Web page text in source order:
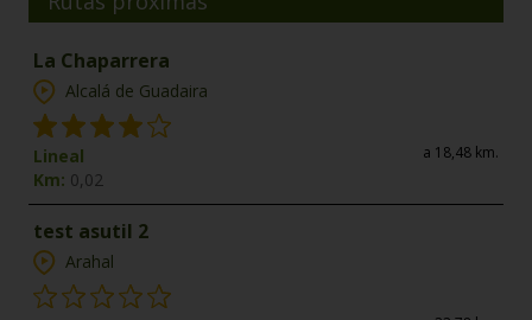
La Chaparrera
Alcalá de Guadaira
Lineal
Km: 0,02
a 18,48 km.
test asutil 2
Arahal